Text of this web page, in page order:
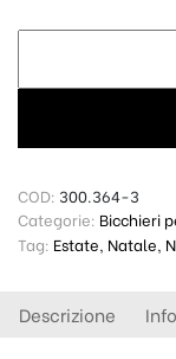
COD: 300.364-3
Categorie: Bicchieri
Tag: Estate Natale
Descrizione